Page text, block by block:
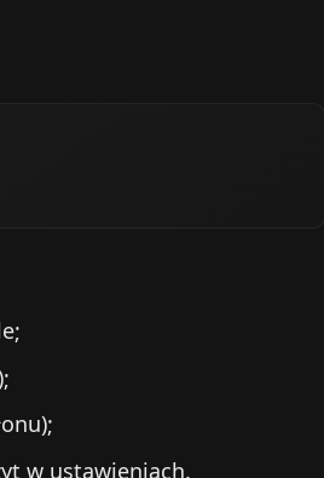
w ustawieniach.